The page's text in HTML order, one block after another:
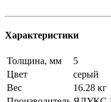
Характеристики
Толщина, мм
5
Цвет
серый
Вес
16.28 кг